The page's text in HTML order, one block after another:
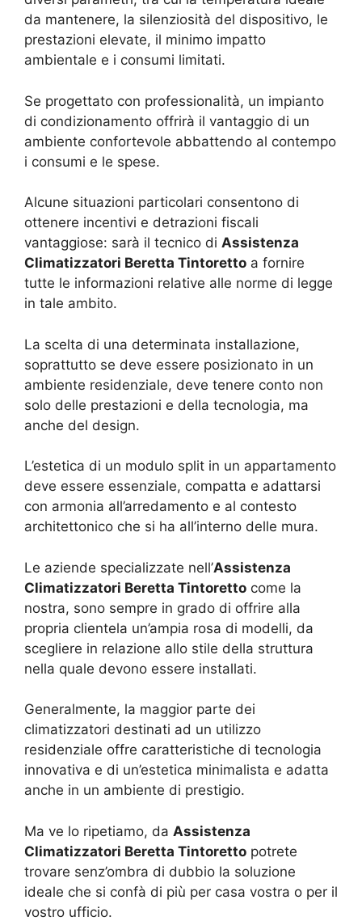
da mantenere, la silenziosità del dispositivo, le
prestazioni elevate, il minimo impatto
ambientale e i consumi limitati.
Se progettato con professionalità, un impianto
di condizionamento offrirà il vantaggio di un
ambiente confortevole abbattendo al contempo
i consumi e le spese.
Alcune situazioni particolari consentono di
ottenere incentivi e detrazioni fiscali
vantaggiose: sarà il tecnico di Assistenza
Climatizzatori Beretta Tintoretto a fornire
tutte le informazioni relative alle norme di legge
in tale ambito.
La scelta di una determinata installazione,
soprattutto se deve essere posizionato in un
ambiente residenziale, deve tenere conto non
solo delle prestazioni e della tecnologia, ma
anche del design.
L’estetica di un modulo split in un appartamento
deve essere essenziale, compatta e adattarsi
con armonia all’arredamento e al contesto
architettonico che si ha all’interno delle mura.
Le aziende specializzate nell’Assistenza
Climatizzatori Beretta Tintoretto come la
nostra, sono sempre in grado di offrire alla
propria clientela un’ampia rosa di modelli, da
scegliere in relazione allo stile della struttura
nella quale devono essere installati.
Generalmente, la maggior parte dei
climatizzatori destinati ad un utilizzo
residenziale offre caratteristiche di tecnologia
innovativa e di un’estetica minimalista e adatta
anche in un ambiente di prestigio.
Ma ve lo ripetiamo, da Assistenza
Climatizzatori Beretta Tintoretto potrete
trovare senz’ombra di dubbio la soluzione
ideale che si confà di più per casa vostra o per il
vostro ufficio.